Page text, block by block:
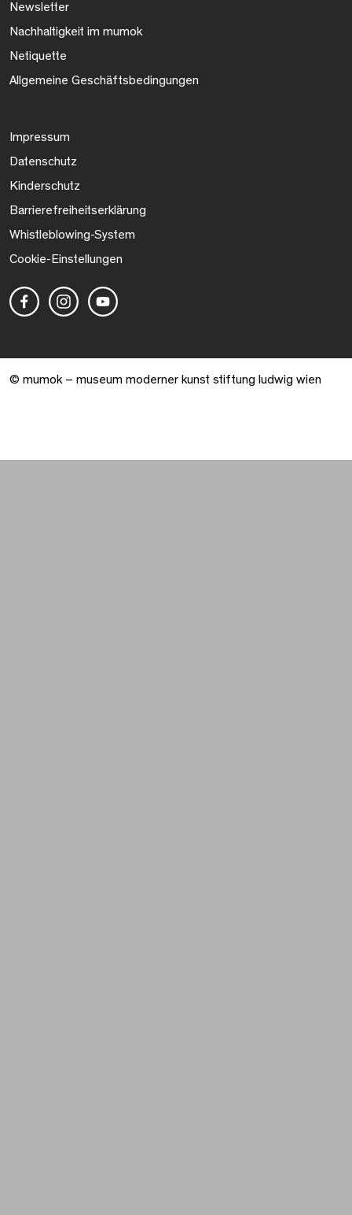
Newsletter
Nachhaltigkeit im mumok
Netiquette
Allgemeine Geschäftsbedingungen
Impressum
Datenschutz
Kinderschutz
Barrierefreiheitserklärung
Whistleblowing-System
Cookie-Einstellungen
© mumok – museum moderner kunst stiftung ludwig wien